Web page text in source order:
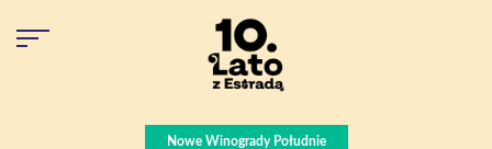
Nowe Winogrady Południe